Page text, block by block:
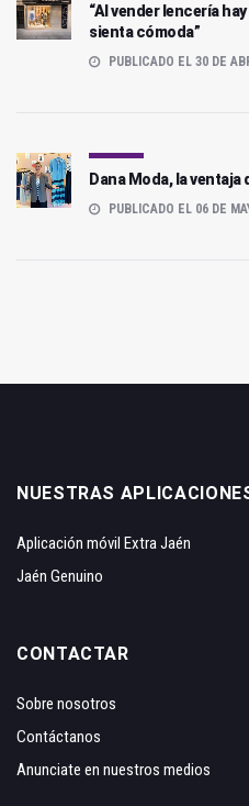
“Al vender lencería
sienta cómoda”
PUBLICADO EL 30 DE
Dana Moda, la
PUBLICADO EL 06 DE
NUESTRAS
Aplicación móvil Extra Jaén
Jaén Genuino
CONTACTAR
Sobre nosotros
Contáctanos
Anunciate en nuestros medios